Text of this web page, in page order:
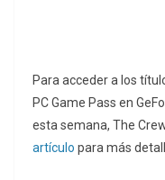
Para acceder a los
PC Game Pass en
esta semana, The
artículo para más